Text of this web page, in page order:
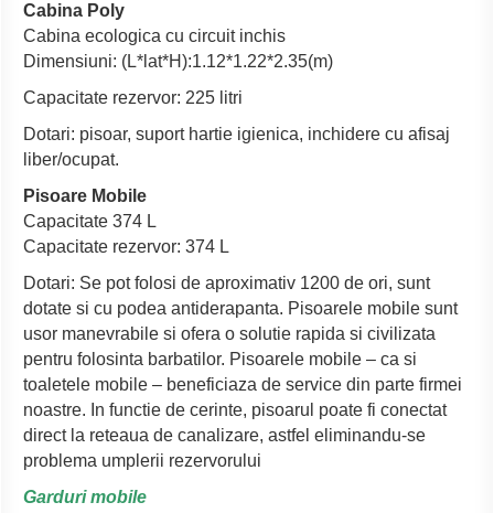
Cabina Poly
Cabina ecologica cu circuit inchis
Dimensiuni: (L*lat*H):1.12*1.22*2.35(m)
Capacitate rezervor: 225 litri
Dotari: pisoar, suport hartie igienica, inchidere cu afisaj
liber/ocupat.
Pisoare Mobile
Capacitate 374 L
Capacitate rezervor: 374 L
Dotari: Se pot folosi de aproximativ 1200 de ori, sunt
dotate si cu podea antiderapanta. Pisoarele mobile sunt
usor manevrabile si ofera o solutie rapida si civilizata
pentru folosinta barbatilor. Pisoarele mobile – ca si
toaletele mobile – beneficiaza de service din parte firmei
noastre. In functie de cerinte, pisoarul poate fi conectat
direct la reteaua de canalizare, astfel eliminandu-se
problema umplerii rezervorului
Garduri mobile